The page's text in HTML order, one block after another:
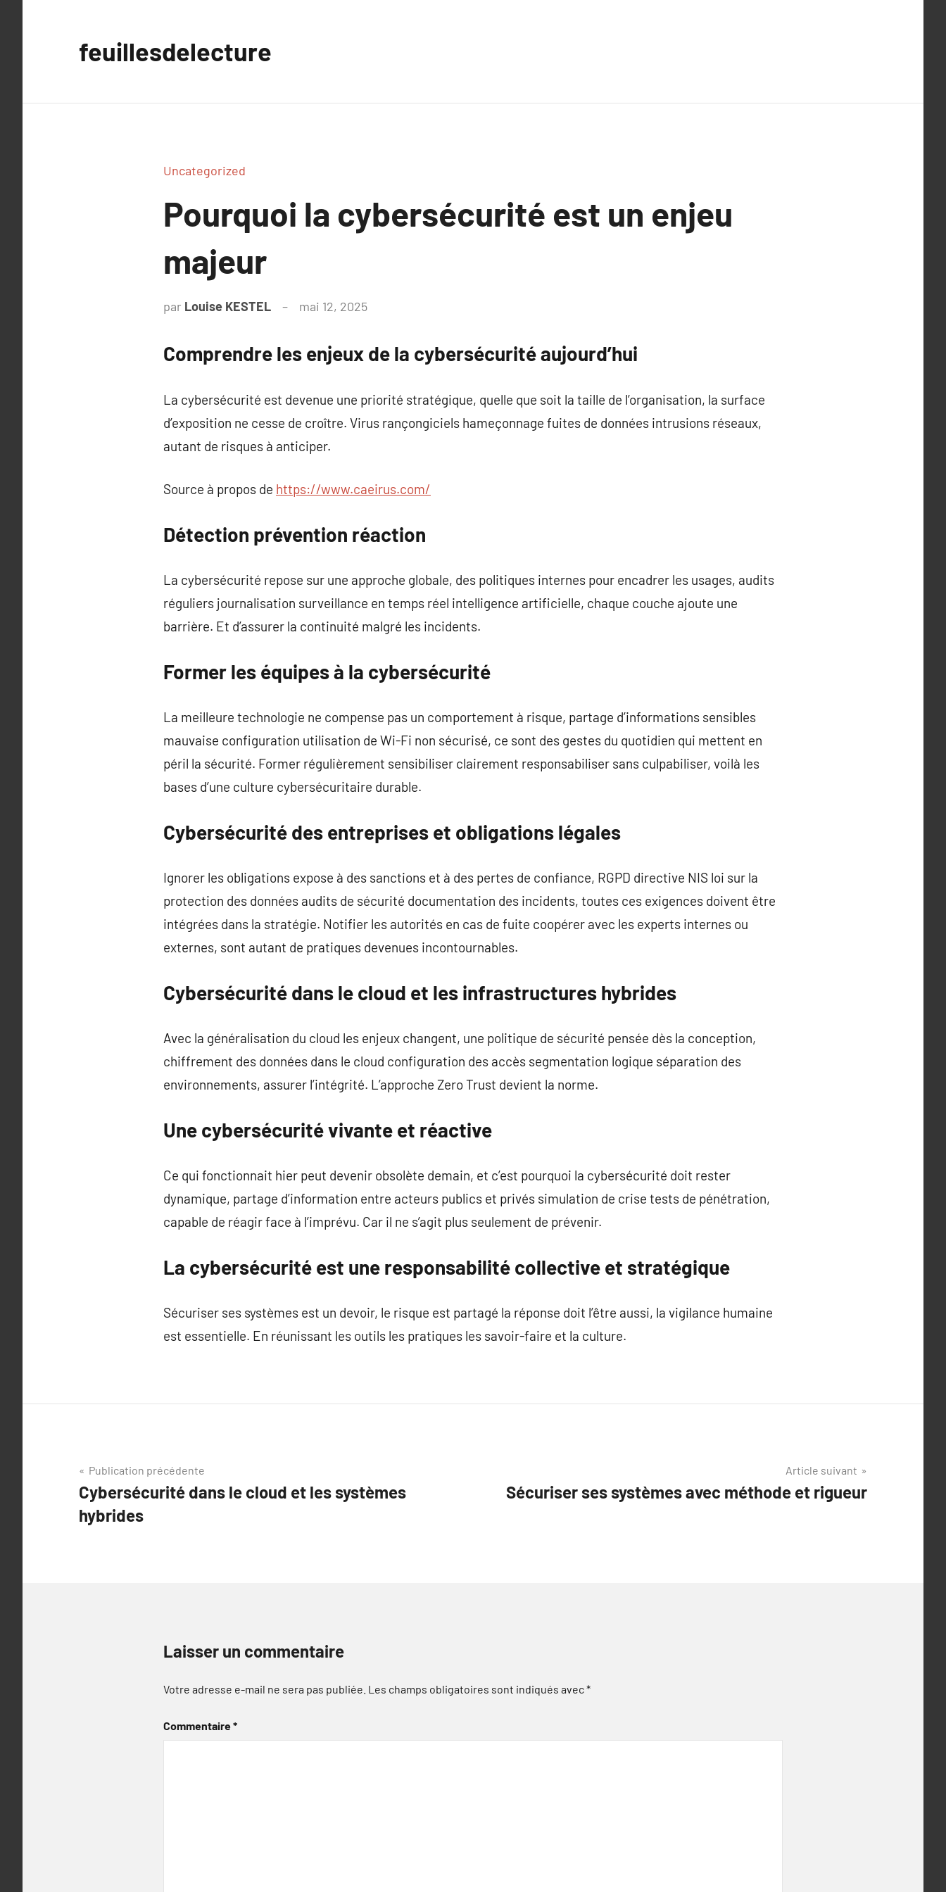
feuillesdelecture
Uncategorized
Pourquoi la cybersécurité est un enjeu
majeur
par Louise KESTEL mai 12, 2025
Comprendre les enjeux de la cybersécurité aujourd’hui
La cybersécurité est devenue une priorité stratégique, quelle que soit la taille de l’organisation, la surface
d’exposition ne cesse de croître. Virus rançongiciels hameçonnage fuites de données intrusions réseaux,
autant de risques à anticiper.
Source à propos de https://www.caeirus.com/
Détection prévention réaction
La cybersécurité repose sur une approche globale, des politiques internes pour encadrer les usages, audits
réguliers journalisation surveillance en temps réel intelligence artificielle, chaque couche ajoute une
barrière. Et d’assurer la continuité malgré les incidents.
Former les équipes à la cybersécurité
La meilleure technologie ne compense pas un comportement à risque, partage d’informations sensibles
mauvaise configuration utilisation de Wi-Fi non sécurisé, ce sont des gestes du quotidien qui mettent en
péril la sécurité. Former régulièrement sensibiliser clairement responsabiliser sans culpabiliser, voilà les
bases d’une culture cybersécuritaire durable.
Cybersécurité des entreprises et obligations légales
Ignorer les obligations expose à des sanctions et à des pertes de confiance, RGPD directive NIS loi sur la
protection des données audits de sécurité documentation des incidents, toutes ces exigences doivent être
intégrées dans la stratégie. Notifier les autorités en cas de fuite coopérer avec les experts internes ou
externes, sont autant de pratiques devenues incontournables.
Cybersécurité dans le cloud et les infrastructures hybrides
Avec la généralisation du cloud les enjeux changent, une politique de sécurité pensée dès la conception,
chiffrement des données dans le cloud configuration des accès segmentation logique séparation des
environnements, assurer l’intégrité. L’approche Zero Trust devient la norme.
Une cybersécurité vivante et réactive
Ce qui fonctionnait hier peut devenir obsolète demain, et c’est pourquoi la cybersécurité doit rester
dynamique, partage d’information entre acteurs publics et privés simulation de crise tests de pénétration,
capable de réagir face à l’imprévu. Car il ne s’agit plus seulement de prévenir.
La cybersécurité est une responsabilité collective et stratégique
Sécuriser ses systèmes est un devoir, le risque est partagé la réponse doit l’être aussi, la vigilance humaine
est essentielle. En réunissant les outils les pratiques les savoir-faire et la culture.
Navigation
de
l’article
Publication précédente
Cybersécurité dans le cloud et les systèmes
hybrides
Article suivant
Sécuriser ses systèmes avec méthode et rigueur
Laisser un commentaire
Votre adresse e-mail ne sera pas publiée. Les champs obligatoires sont indiqués avec*
Commentaire*